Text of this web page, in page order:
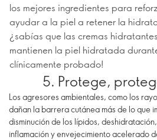
los mejores ingredientes para
ayudar a la piel a retener la
¿sabías que las cremas
mantienen la piel hidratada
clínicamente probado!
5. Protege,
Los agresores ambientales, como los
dañan la barrera cutánea más de lo que
disminución de los lípidos,
inflamación y envejecimiento acelerado